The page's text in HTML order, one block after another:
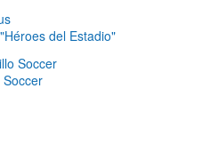
del Estadio"
Soccer